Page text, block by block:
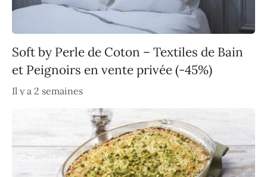
Soft by Perle de Coton – Textiles de Bain
et Peignoirs en vente privée (-45%)
Il y a 2 semaines